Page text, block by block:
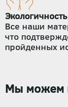
Экологичность
Все наши
что
пройденных
Мы можем